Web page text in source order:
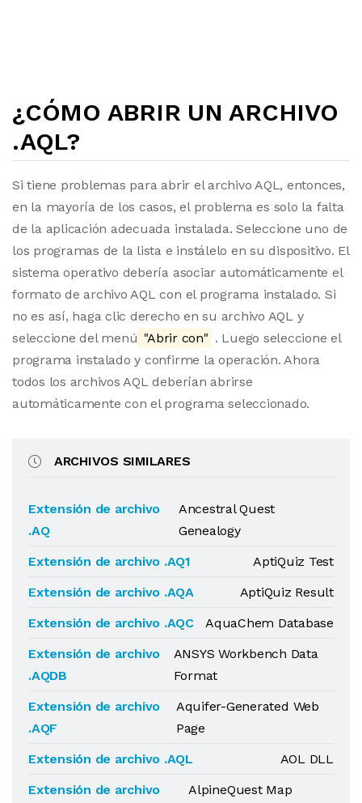
¿CÓMO ABRIR UN ARCHIVO
.AQL?
Si tiene problemas para abrir el archivo AQL, entonces,
en la mayoría de los casos, el problema es solo la falta
de la aplicación adecuada instalada. Seleccione uno de
los programas de la lista e instálelo en su dispositivo. El
sistema operativo debería asociar automáticamente el
formato de archivo AQL con el programa instalado. Si
no es así, haga clic derecho en su archivo AQL y
seleccione del menú "Abrir con" . Luego seleccione el
programa instalado y confirme la operación. Ahora
todos los archivos AQL deberían abrirse
automáticamente con el programa seleccionado.
ARCHIVOS SIMILARES
Extensión de archivo
.AQ
Ancestral Quest
Genealogy
Extensión de archivo .AQ1
AptiQuiz Test
Extensión de archivo .AQA
AptiQuiz Result
Extensión de archivo .AQC
AquaChem Database
Extensión de archivo
.AQDB
ANSYS Workbench Data
Format
Extensión de archivo
.AQF
Aquifer-Generated Web
Page
Extensión de archivo .AQL
AOL DLL
Extensión de archivo
AlpineQuest Map